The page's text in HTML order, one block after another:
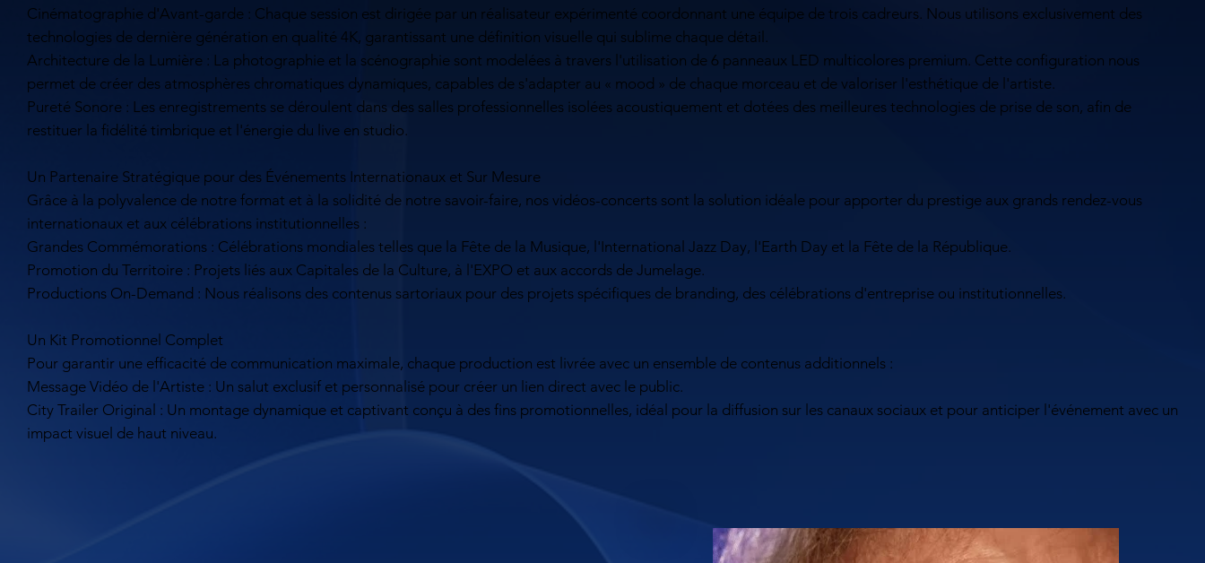
Cinématographie d'Avant-garde : Chaque session est dirigée par un réalisateur expérimenté coordonnant une équipe de trois cadreurs. Nous utilisons exclusivement des
technologies de dernière génération en qualité 4K, garantissant une définition visuelle qui sublime chaque détail.
Architecture de la Lumière : La photographie et la scénographie sont modelées à travers l'utilisation de 6 panneaux LED multicolores premium. Cette configuration nous
permet de créer des atmosphères chromatiques dynamiques, capables de s'adapter au « mood » de chaque morceau et de valoriser l'esthétique de l'artiste.
Pureté Sonore : Les enregistrements se déroulent dans des salles professionnelles isolées acoustiquement et dotées des meilleures technologies de prise de son, afin de
restituer la fidélité timbrique et l'énergie du live en studio.
Un Partenaire Stratégique pour des Événements Internationaux et Sur Mesure
Grâce à la polyvalence de notre format et à la solidité de notre savoir-faire, nos vidéos-concerts sont la solution idéale pour apporter du prestige aux grands rendez-vous
internationaux et aux célébrations institutionnelles :
Grandes Commémorations : Célébrations mondiales telles que la Fête de la Musique, l'International Jazz Day, l'Earth Day et la Fête de la République.
Promotion du Territoire : Projets liés aux Capitales de la Culture, à l'EXPO et aux accords de Jumelage.
Productions On-Demand : Nous réalisons des contenus sartoriaux pour des projets spécifiques de branding, des célébrations d'entreprise ou institutionnelles.
Un Kit Promotionnel Complet
Pour garantir une efficacité de communication maximale, chaque production est livrée avec un ensemble de contenus additionnels :
Message Vidéo de l'Artiste : Un salut exclusif et personnalisé pour créer un lien direct avec le public.
City Trailer Original : Un montage dynamique et captivant conçu à des fins promotionnelles, idéal pour la diffusion sur les canaux sociaux et pour anticiper l'événement avec un
impact visuel de haut niveau.